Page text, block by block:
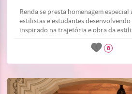
Renda se presta homenagem
estilistas e estudantes
inspirado na trajetória e obra da
8